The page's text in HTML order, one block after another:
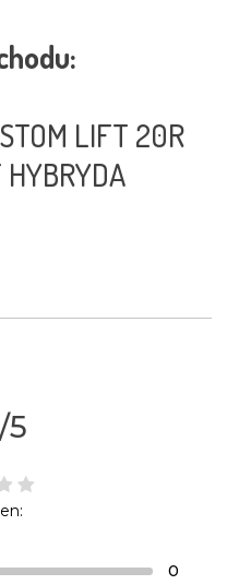
LIFT 20R
HYBRYDA
/5
0